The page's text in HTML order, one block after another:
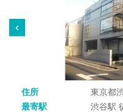
住所
東京都
最寄駅
渋谷駅